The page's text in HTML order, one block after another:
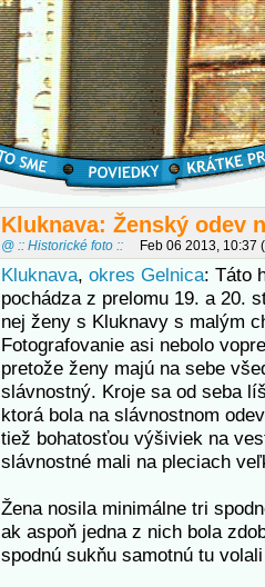
Kluknava: Ženský odev
@ :: Historické foto :: Feb 06 2013, 10:37
Kluknava, okres Gelnica: Táto
pochádza z prelomu 19. a 20.
nej ženy s Kluknavy s malým
Fotografovanie asi nebolo
pretože ženy majú na sebe
slávnostný. Kroje sa od seba
ktorá bola na slávnostnom
tiež bohatosťou výšiviek na
slávnostné mali na pleciach
Žena nosila minimálne tri
ak aspoň jedna z nich bola
spodnú sukňu samotnú tu